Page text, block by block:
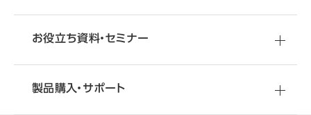
お役立ち資料・セミナー
製品購入・サポート